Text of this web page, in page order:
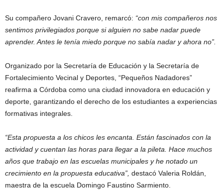
Su compañero Jovani Cravero, remarcó: “con mis compañeros nos
sentimos privilegiados porque si alguien no sabe nadar puede
aprender. Antes le tenía miedo porque no sabía nadar y ahora no”.
Organizado por la Secretaría de Educación y la Secretaría de
Fortalecimiento Vecinal y Deportes, “Pequeños Nadadores”
reafirma a Córdoba como una ciudad innovadora en educación y
deporte, garantizando el derecho de los estudiantes a experiencias
formativas integrales.
“Esta propuesta a los chicos les encanta. Están fascinados con la
actividad y cuentan las horas para llegar a la pileta. Hace muchos
años que trabajo en las escuelas municipales y he notado un
crecimiento en la propuesta educativa”, destacó Valeria Roldán,
maestra de la escuela Domingo Faustino Sarmiento.